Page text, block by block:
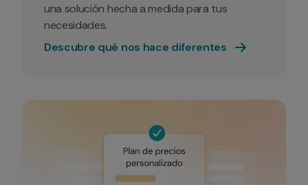
una solución hecha a medida para tus
necesidades.
Descubre qué nos hace diferentes